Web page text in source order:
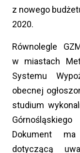
z nowego
2020.
Równolegle
w miastach
Systemu
obecnej
studium
Dokument
dotyczącą